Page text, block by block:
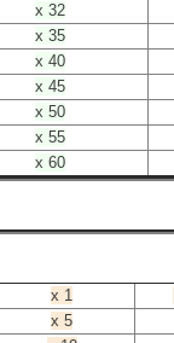
x 32
x 35
x 40
x 45
x 50
x 55
x 60
x 1
x 5